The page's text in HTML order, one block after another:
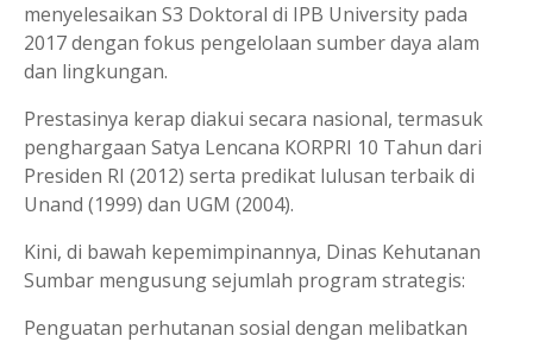
menyelesaikan S3 Doktoral di IPB University pada
2017 dengan fokus pengelolaan sumber daya alam
dan lingkungan.
Prestasinya kerap diakui secara nasional, termasuk
penghargaan Satya Lencana KORPRI 10 Tahun dari
Presiden RI (2012) serta predikat lulusan terbaik di
Unand (1999) dan UGM (2004).
Kini, di bawah kepemimpinannya, Dinas Kehutanan
Sumbar mengusung sejumlah program strategis:
Penguatan perhutanan sosial dengan melibatkan